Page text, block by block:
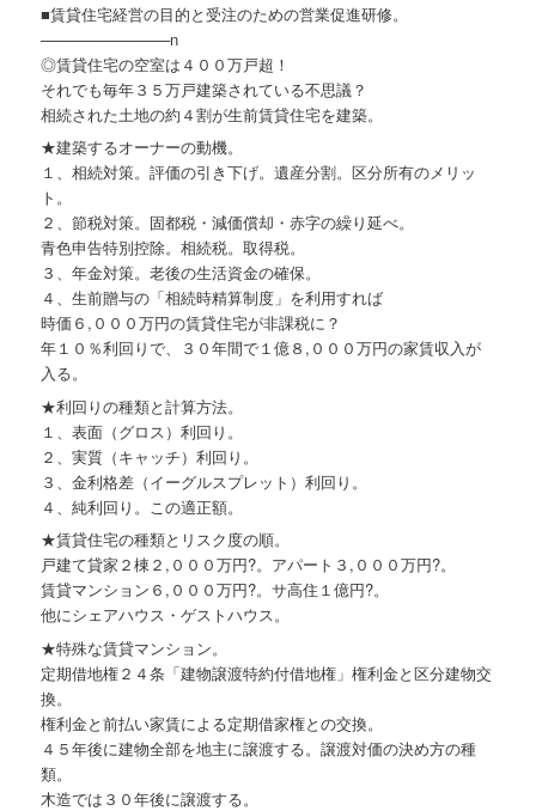
■賃貸住宅経営の目的と受注のための営業促進研修。
────────────n
◎賃貸住宅の空室は４００万戸超！
それでも毎年３５万戸建築されている不思議？
相続された土地の約４割が生前賃貸住宅を建築。
★建築するオーナーの動機。
１、相続対策。評価の引き下げ。遺産分割。区分所有のメリッ
ト。
２、節税対策。固都税・減価償却・赤字の繰り延べ。
青色申告特別控除。相続税。取得税。
３、年金対策。老後の生活資金の確保。
４、生前贈与の「相続時精算制度」を利用すれば
時価６,０００万円の賃貸住宅が非課税に？
年１０％利回りで、３０年間で１億８,０００万円の家賃収入が
入る。
★利回りの種類と計算方法。
１、表面（グロス）利回り。
２、実質（キャッチ）利回り。
３、金利格差（イーグルスプレット）利回り。
４、純利回り。この適正額。
★賃貸住宅の種類とリスク度の順。
戸建て貸家２棟２,０００万円?。アパート３,０００万円?。
賃貸マンション６,０００万円?。サ高住１億円?。
他にシェアハウス・ゲストハウス。
★特殊な賃貸マンション。
定期借地権２４条「建物譲渡特約付借地権」権利金と区分建物交
換。
権利金と前払い家賃による定期借家権との交換。
４５年後に建物全部を地主に譲渡する。譲渡対価の決め方の種
類。
木造では３０年後に譲渡する。